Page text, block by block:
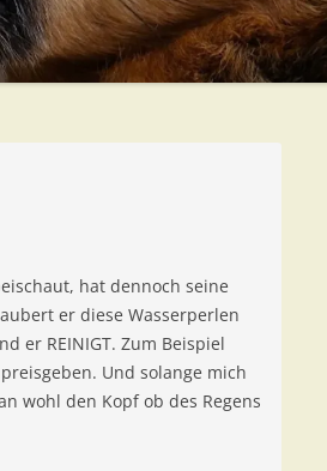
hat dennoch seine
er diese Wasserperlen
er REINIGT. Zum Beispiel
Und solange mich
wohl den Kopf ob des Regens